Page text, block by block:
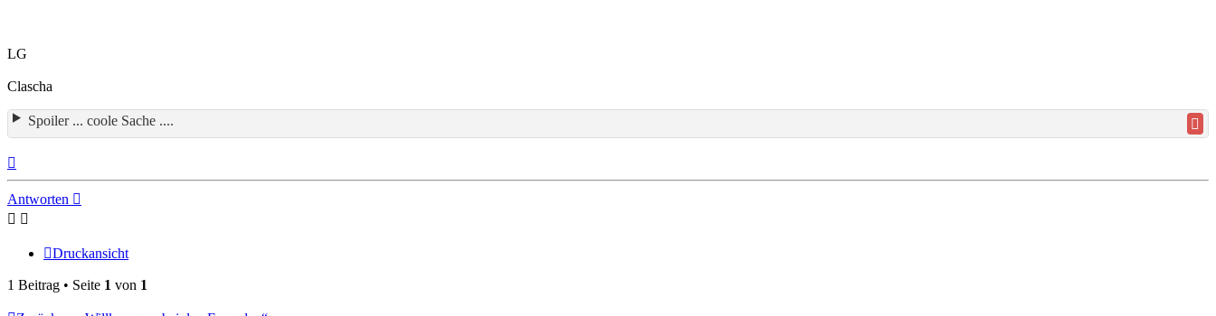
LG
Clascha
Spoiler ... coole Sache ....
Antworten
Druckansicht
1 Beitrag • Seite 1 von 1